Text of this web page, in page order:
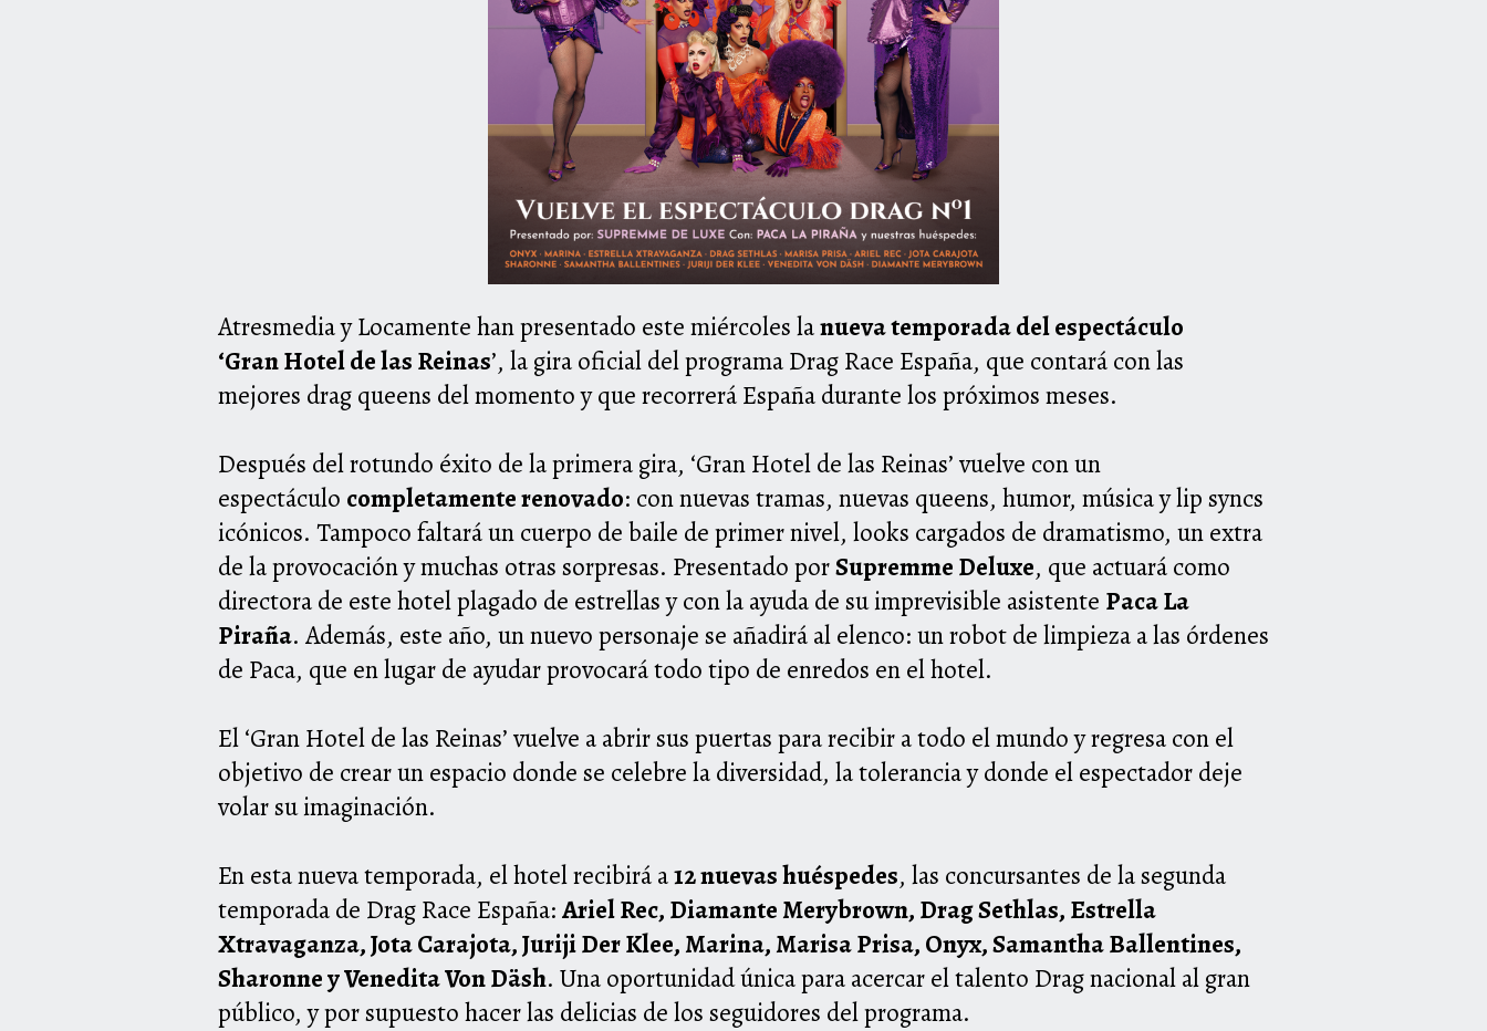
Atresmedia y Locamente han presentado este miércoles lanueva temporada del espectáculo
‘GranHotelde las Reinas’, la gira oficial del programa Drag Race España, que contará con las
mejores drag queens del momento y que recorrerá España durante los próximos meses.
Después del rotundo éxito de la primera gira, ‘GranHotelde las Reinas’ vuelve con un
espectáculo completamente renovado: con nuevas tramas, nuevas queens, humor, música y lip syncs
icónicos. Tampoco faltará un cuerpo de baile de primer nivel, looks cargados de dramatismo, un extra
de la provocación y muchas otras sorpresas. Presentado porSupremme Deluxe, que actuará como
directora de estehotelplagado de estrellas y con la ayuda de su imprevisible asistente Paca La
Piraña. Además, este año, un nuevo personaje se añadirá al elenco: un robot de limpieza a las órdenes
de Paca, que en lugar de ayudar provocará todo tipo de enredos en elhotel.
El ‘GranHotelde las Reinas’ vuelve a abrir sus puertas para recibir a todo el mundo y regresa con el
objetivo de crear un espacio donde se celebre la diversidad, la tolerancia y donde el espectador deje
volar su imaginación.
En esta nueva temporada, elhotelrecibirá a12 nuevas huéspedes, las concursantes de la segunda
temporada de Drag Race España:Ariel Rec, Diamante Merybrown, Drag Sethlas, Estrella
Xtravaganza, Jota Carajota, Juriji Der Klee, Marina, Marisa Prisa, Onyx, Samantha Ballentines,
Sharonne y Venedita Von Däsh. Una oportunidad única para acercar el talento Drag nacional al gran
público, y por supuesto hacer las delicias de los seguidores del programa.